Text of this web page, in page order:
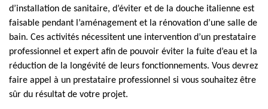
d’installation de sanitaire, d’éviter et de la douche italienne est
faisable pendant l’aménagement et la rénovation d’une salle de
bain. Ces activités nécessitent une intervention d’un prestataire
professionnel et expert afin de pouvoir éviter la fuite d’eau et la
réduction de la longévité de leurs fonctionnements. Vous devrez
faire appel à un prestataire professionnel si vous souhaitez être
sûr du résultat de votre projet.